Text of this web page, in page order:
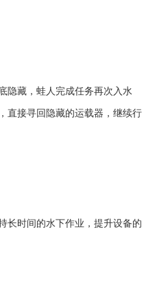
隐藏，蛙人完成任务再次入水
直接寻回隐藏的运载器，继续行
长时间的水下作业，提升设备的